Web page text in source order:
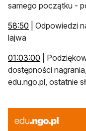
samego początku -
58:50 otwiera się w
| Odpowiedzi
lajwa
01:03:00 otwiera się
|
dostępności
edu.ngo.pl, ostatnie